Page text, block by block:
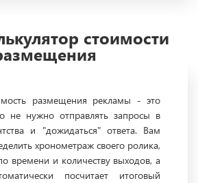
стоимости
размещения рекламы - это
не нужно отправлять запросы в
и "дожидаться" ответа. Вам
хронометраж своего ролика,
времени и количеству выходов, а
посчитает итоговый